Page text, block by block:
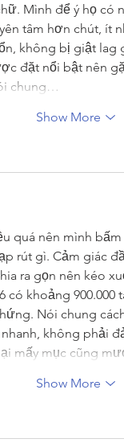
Mình để ý họ có
tâm hơn chút, ít
không bị giật
đặt nổi bật nên
chung…
Show More
quá nên mình
rút gì. Cảm giác
ra gọn nên kéo
có khoảng
Nói chung
không phải
mấy mục cũng
Show More